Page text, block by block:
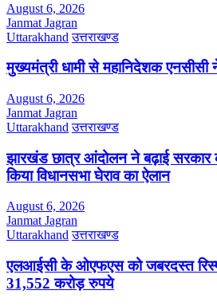
August 6, 2026
Janmat Jagran
Uttarakhand उत्तराखण्ड
मुख्यमंत्री धामी से महानिदेशक एनसीसी
August 6, 2026
Janmat Jagran
Uttarakhand उत्तराखण्ड
झारखंड छात्र आंदोलन ने बढ़ाई सरकार
किया विधानसभा घेराव का ऐलान
August 6, 2026
Janmat Jagran
Uttarakhand उत्तराखण्ड
एलआईसी के ओएफएस को जबरदस्त
31,552 करोड़ रुपये